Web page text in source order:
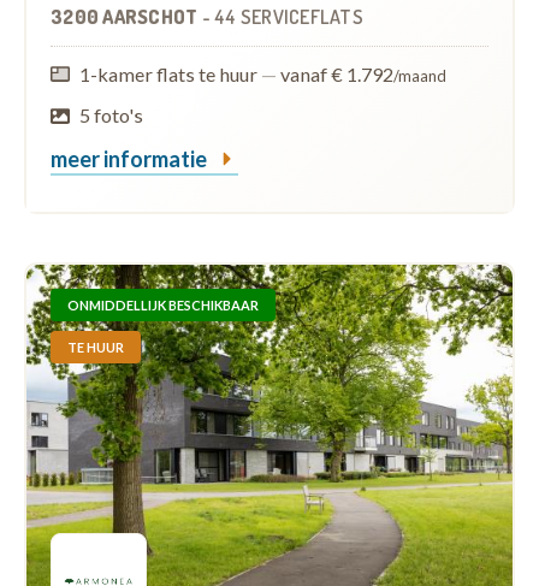
3200 AARSCHOT - 44 SERVICEFLATS
1-kamer flats te huur — vanaf € 1.792/maand
5 foto's
meer informatie
ONMIDDELLIJK BESCHIKBAAR
TE HUUR